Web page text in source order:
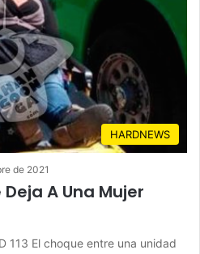
HARDNEWS
de 2021
A Una Mujer
113 El choque entre una unidad